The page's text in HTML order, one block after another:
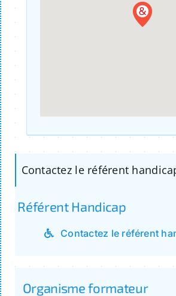
Contactez le référent
Référent Handicap
Contactez le référent
Organisme formateur